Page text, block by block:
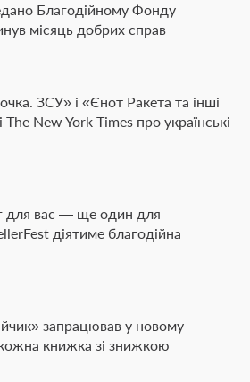
Благодійному Фонду
місяць добрих справ
ЗСУ» і «Єнот Ракета та інші
The New York Times про українські
для вас — ще один для
діятиме благодійна
запрацював у новому
книжка зі знижкою